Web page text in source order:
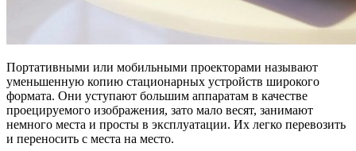
Портативными или мобильными проекторами называют
уменьшенную копию стационарных устройств широкого
формата. Они уступают большим аппаратам в качестве
проецируемого изображения, зато мало весят, занимают
немного места и просты в эксплуатации. Их легко перевозить
и переносить с места на место.